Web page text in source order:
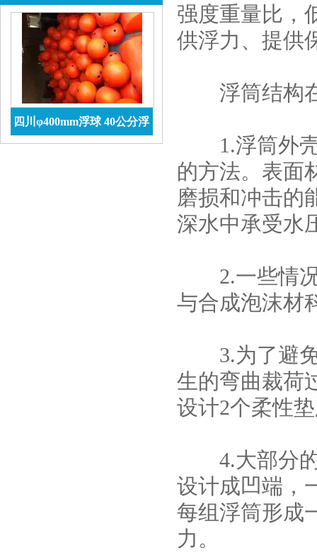
四川φ400mm浮球 40公分浮
强度重量比，
供浮力、提供
浮筒结构在
1.浮筒外壳
的方法。表面
磨损和冲击的
深水中承受水
2.一些情况
与合成泡沫材
3.为了避免
生的弯曲裁荷
设计2个柔性
4.大部分的
设计成凹端，
每组浮筒形成
力。